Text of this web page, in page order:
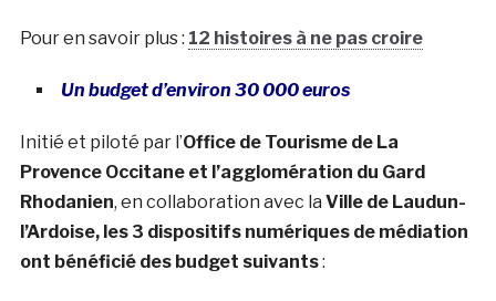
Pour en savoir plus : 12 histoires à ne pas croire
Un budget d’environ 30 000 euros
Initié et piloté par l’Office de Tourisme de La
Provence Occitane et l’agglomération du Gard
Rhodanien, en collaboration avec la Ville de Laudun-
l’Ardoise, les 3 dispositifs numériques de médiation
ont bénéficié des budget suivants: